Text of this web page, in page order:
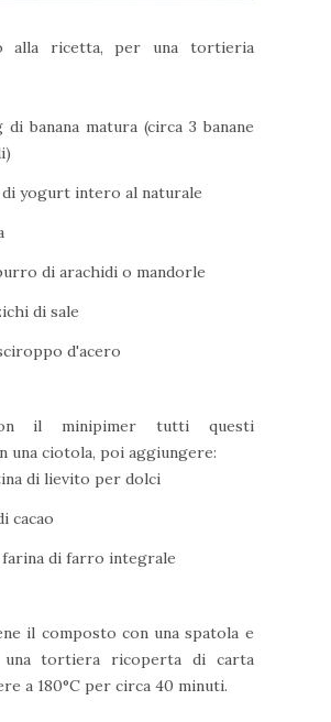
alla ricetta, per una tortieria
di banana matura (circa 3 banane
di yogurt intero al naturale
di arachidi o mandorle
di sale
d'acero
il minipimer tutti questi
una ciotola, poi aggiungere:
di lievito per dolci
cacao
farina di farro integrale
il composto con una spatola e
tortiera ricoperta di carta
a 180°C per circa 40 minuti.